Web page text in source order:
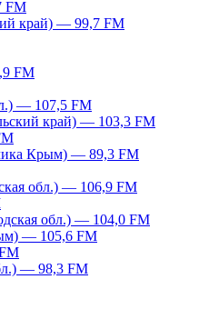
FM
край) — 99,7 FM
FM
— 107,5 FM
край) — 103,3 FM
Крым) — 89,3 FM
обл.) — 106,9 FM
обл.) — 104,0 FM
— 105,6 FM
— 98,3 FM